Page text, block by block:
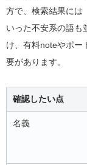
方で、検索結果には
いった不安系の語も
け、有料noteやポー
要があります。
確認したい点
名義